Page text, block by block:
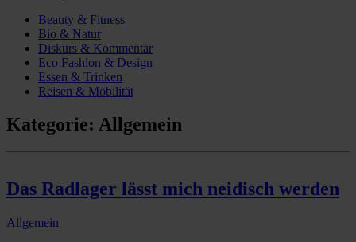
Beauty & Fitness
Bio & Natur
Diskurs & Kommentar
Eco Fashion & Design
Essen & Trinken
Reisen & Mobilität
Kategorie: Allgemein
Das Radlager lässt mich neidisch werden
Allgemein